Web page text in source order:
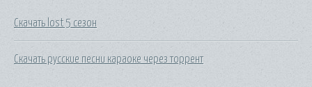
Скачать lost 5 сезон
Скачать русские песни караоке через торрент